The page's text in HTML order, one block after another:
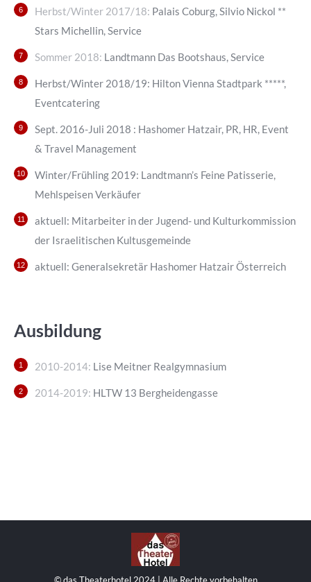
Herbst/Winter 2017/18: Palais Coburg, Silvio Nickol **
Stars Michellin, Service
Sommer 2018: Landtmann Das Bootshaus, Service
Herbst/Winter 2018/19: Hilton Vienna Stadtpark *****,
Eventcatering
Sept. 2016-Juli 2018 : Hashomer Hatzair, PR, HR, Event
& Travel Management
Winter/Frühling 2019: Landtmann’s Feine Patisserie,
Mehlspeisen Verkäufer
aktuell: Mitarbeiter in der Jugend- und Kulturkommission
der Israelitischen Kultusgemeinde
aktuell: Generalsekretär Hashomer Hatzair Österreich
Ausbildung
2010-2014: Lise Meitner Realgymnasium
2014-2019: HLTW 13 Bergheidengasse